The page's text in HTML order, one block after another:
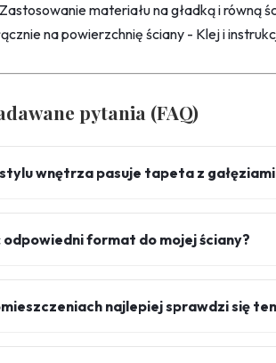
materiału na gładką i równą
na powierzchnię ściany - Klej i
pytania (FAQ)
wnętrza pasuje tapeta z
odpowiedni format do mojej ściany?
najlepiej sprawdzi się